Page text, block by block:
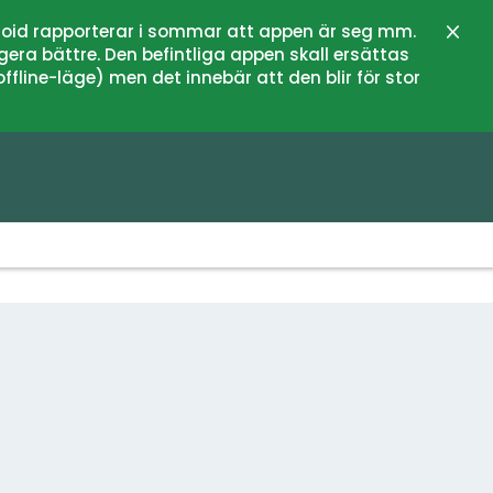
rapporterar i sommar att appen är seg mm.
bättre. Den befintliga appen skall ersättas
läge) men det innebär att den blir för stor